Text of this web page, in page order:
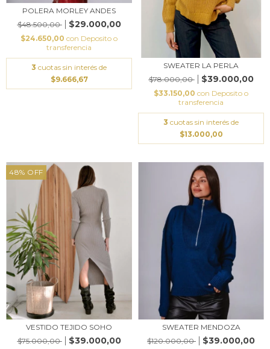
POLERA MORLEY ANDES
$48.500,00
$29.000,00
$24.650,00 con Deposito o
transferencia
3 cuotas sin interés de
$9.666,67
SWEATER LA PERLA
$78.000,00
$39.000,00
$33.150,00 con Deposito o
transferencia
3 cuotas sin interés de
$13.000,00
48% OFF
VESTIDO TEJIDO SOHO
$75.000,00
$39.000,00
SWEATER MENDOZA
$120.000,00
$39.000,00